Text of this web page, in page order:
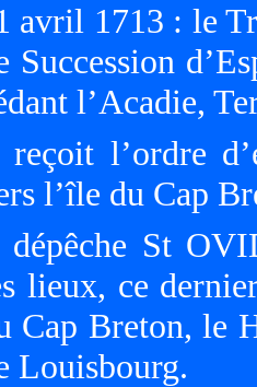
avril 1713 : le
Succession
l’Acadie,
l’ordre
l’île du Cap
St
lieux, ce
Cap Breton, le
Louisbourg.